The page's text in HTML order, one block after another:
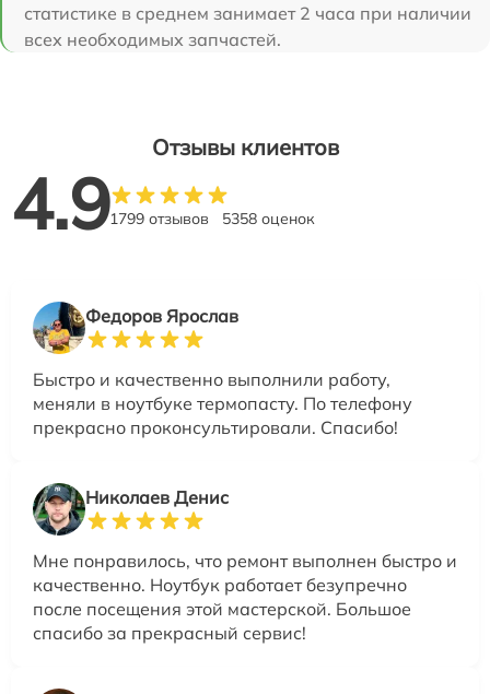
статистике в среднем занимает 2 часа при наличии
всех необходимых запчастей.
Отзывы клиентов
4.91799 отзывов 5358 оценок
Федоров Ярослав
Быстро и качественно выполнили работу,
меняли в ноутбуке термопасту. По телефону
прекрасно проконсультировали. Спасибо!
Николаев Денис
Мне понравилось, что ремонт выполнен быстро и
качественно. Ноутбук работает безупречно
после посещения этой мастерской. Большое
спасибо за прекрасный сервис!